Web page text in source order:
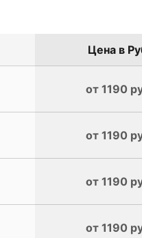
Цена в
от 1190
от 1190
от 1190
от 1190